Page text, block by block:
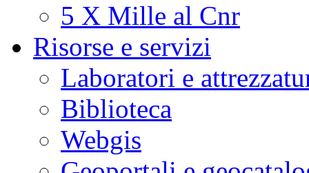
5 X Mille al Cnr
Risorse e servizi
Laboratori e
Biblioteca
Webgis